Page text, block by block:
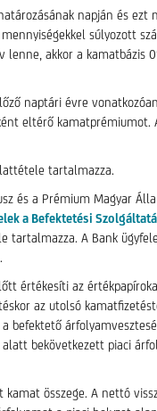
napján és
súlyozott
akkor a kamatbázis
naptári évre
eltérő
tartalmazza.
a Prémium Magyar
a Befektetési
A Bank
értékesíti az
az utolsó
bekövetkezett piaci
összege. A nettó